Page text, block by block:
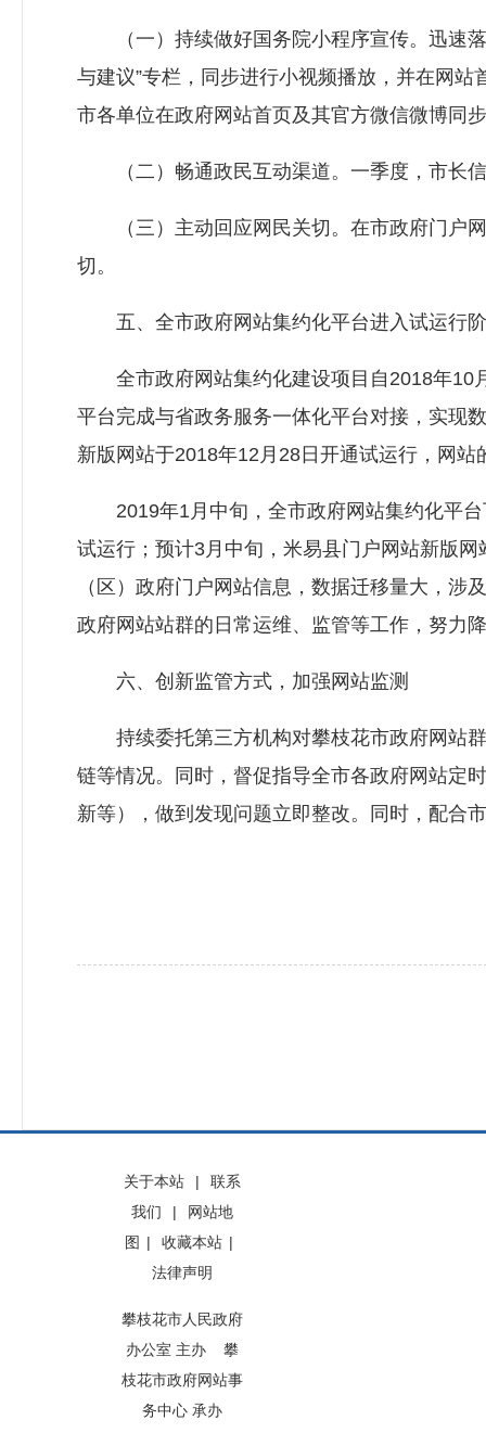
（一）持续做好国务院小程序宣传。迅速落
与建议”专栏，同步进行小视频播放，并在网
市各单位在政府网站首页及其官方微信微博同
（二）畅通政民互动渠道。一季度，市长信
（三）主动回应网民关切。在市政府门户网
切。
五、全市政府网站集约化平台进入试运行
全市政府网站集约化建设项目自2018年10
平台完成与省政务服务一体化平台对接，实现
新版网站于2018年12月28日开通试运行，网
2019年1月中旬，全市政府网站集约化平台
试运行；预计3月中旬，米易县门户网站新版
（区）政府门户网站信息，数据迁移量大，
政府网站站群的日常运维、监管等工作，努力
六、创新监管方式，加强网站监测
持续委托第三方机构对攀枝花市政府网站群
链等情况。同时，督促指导全市各政府网站定
新等），做到发现问题立即整改。同时，配合
关于本站 |
联系
我们
|
网站地
图 | 收藏本站 |
法律声明
攀枝花市人民政府
办公室 主办 攀
枝花市政府网站事
务中心 承办